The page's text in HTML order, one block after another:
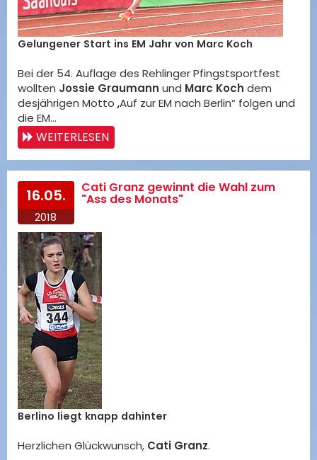
Gelungener Start ins EM Jahr von Marc Koch
Bei der 54. Auflage des Rehlinger Pfingstsportfest
wollten Jossie Graumann und Marc Koch dem
desjährigen Motto „Auf zur EM nach Berlin“ folgen und
die EM…
WEITERLESEN
16.05.
2018
Cati Granz gewinnt die Wahl zum
"Ass des Monats"
Berlino liegt knapp dahinter
Herzlichen Glückwunsch, Cati Granz.